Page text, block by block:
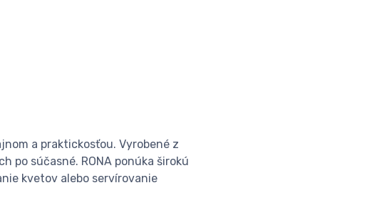
a praktickosťou. Vyrobené z
po súčasné. RONA ponúka širokú
kvetov alebo servírovanie